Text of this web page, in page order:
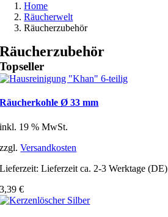
Home
Räucherwelt
Räucherzubehör
Räucherzubehör
Topseller
Räucherkohle Ø 33 mm
inkl. 19 % MwSt.
zzgl.Versandkosten
Lieferzeit:Lieferzeit ca. 2-3 Werktage (DE)
3,39€